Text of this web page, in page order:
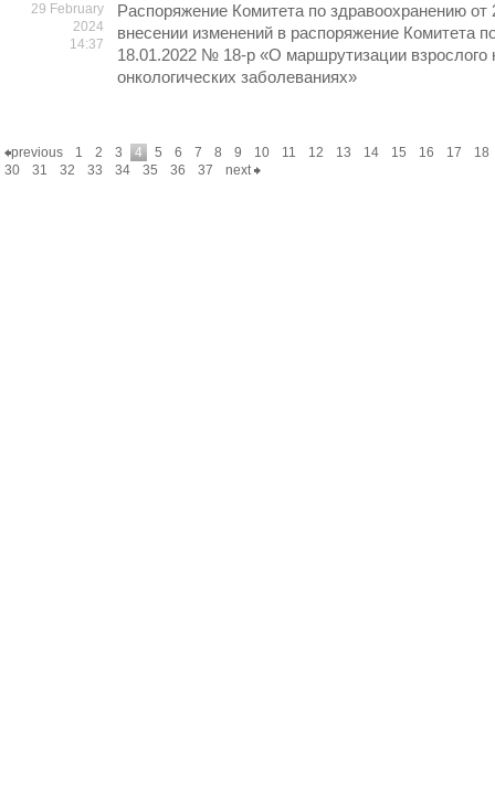
29 February
2024
14:37
Распоряжение Комитета по здравоохранению
внесении изменений в распоряжение Комитета
18.01.2022 № 18-р «О маршрутизации взрослого
онкологических заболеваниях»
previous 1 2 3 4 5 6 7 8 9 10 11 12 13 14 15 16 17
18
30
31 32 33 34 35 36 37 next